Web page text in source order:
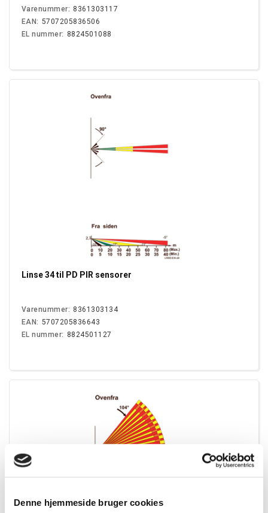
Denne hjemmeside bruger cookies
Varenummer: 8361303117
EAN: 5707205836506
EL nummer: 8824501088
Linse 34 til PD PIR sensorer
Varenummer: 8361303134
EAN: 5707205836643
EL nummer: 8824501127